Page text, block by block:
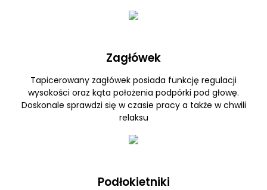
Zagłówek
Tapicerowany zagłówek posiada funkcję regulacji
wysokości oraz kąta położenia podpórki pod głowę.
Doskonale sprawdzi się w czasie pracy a także w chwili
relaksu
Podłokietniki